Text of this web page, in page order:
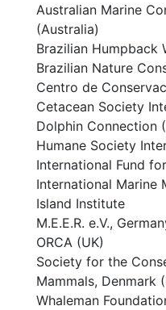
Australian Marine
(Australia)
Brazilian Humpback
Brazilian Nature
Centro de
Cetacean Society
Dolphin Connection
Humane Society
International Fund
International Marine
Island Institute
M.E.E.R. e.V.,
ORCA (UK)
Society for the
Mammals, Denmark
Whaleman